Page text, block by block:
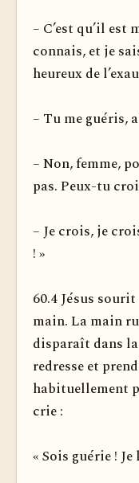
– C’est qu’il est
connais, et je
heureux de
– Tu me guéris,
– Non, femme,
pas. Peux-tu
– Je crois, je
! »
60.4 Jésus
main. La main
disparaît dans
redresse et
habituellement
crie :
« Sois guérie !